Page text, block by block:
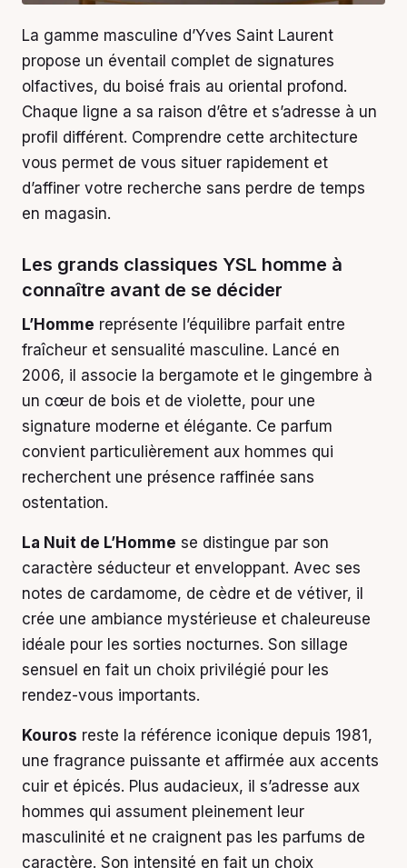
La gamme masculine d’Yves Saint Laurent
propose un éventail complet de signatures
olfactives, du boisé frais au oriental profond.
Chaque ligne a sa raison d’être et s’adresse à un
profil différent. Comprendre cette architecture
vous permet de vous situer rapidement et
d’affiner votre recherche sans perdre de temps
en magasin.
Les grands classiques YSL homme à
connaître avant de se décider
L’Homme représente l’équilibre parfait entre
fraîcheur et sensualité masculine. Lancé en
2006, il associe la bergamote et le gingembre à
un cœur de bois et de violette, pour une
signature moderne et élégante. Ce parfum
convient particulièrement aux hommes qui
recherchent une présence raffinée sans
ostentation.
La Nuit de L’Homme se distingue par son
caractère séducteur et enveloppant. Avec ses
notes de cardamome, de cèdre et de vétiver, il
crée une ambiance mystérieuse et chaleureuse
idéale pour les sorties nocturnes. Son sillage
sensuel en fait un choix privilégié pour les
rendez-vous importants.
Kouros reste la référence iconique depuis 1981,
une fragrance puissante et affirmée aux accents
cuir et épicés. Plus audacieux, il s’adresse aux
hommes qui assument pleinement leur
masculinité et ne craignent pas les parfums de
caractère. Son intensité en fait un choix